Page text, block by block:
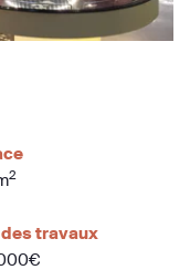
2
travaux